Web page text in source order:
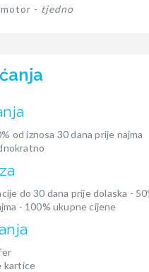
- tjedno
od iznosa 30 dana prije najma
do 30 dana prije dolaska -
- 100% ukupne cijene
kartice